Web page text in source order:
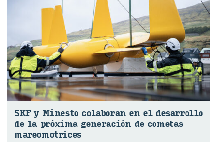
SKF y Mi­nes­to co­la­bo­ran en el de­sa­rro­llo
de la pró­xi­ma ge­ne­ra­ción de co­me­tas
ma­reo­mo­tri­ces